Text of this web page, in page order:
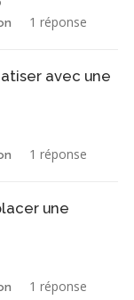
1 réponse
avec une
1 réponse
une
1 réponse